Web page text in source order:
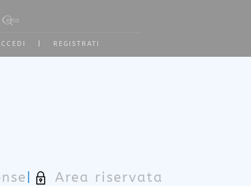
REGISTRATI
Area riservata